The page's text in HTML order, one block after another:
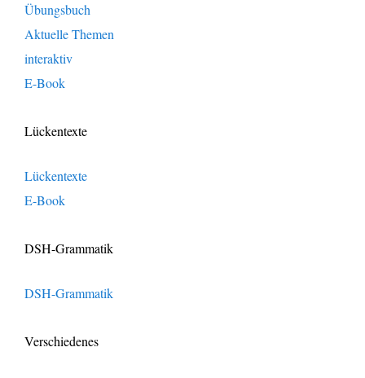
Übungsbuch
Aktuelle Themen
interaktiv
E-Book
Lückentexte
Lückentexte
E-Book
DSH-Grammatik
DSH-Grammatik
Verschiedenes